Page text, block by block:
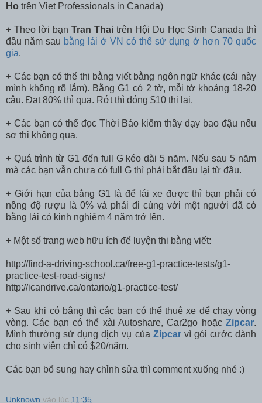
Ho trên Viet Professionals in Canada)
+ Theo lời bạn Tran Thai trên Hội Du Học Sinh Canada thì
đầu năm sau bằng lái ở VN có thể sử dụng ở hơn 70 quốc
gia.
+ Các bạn có thể thi bằng viết bằng ngôn ngữ khác (cái này
mình không rõ lắm). Bằng G1 có 2 tờ, mỗi tờ khoảng 18-20
câu. Đạt 80% thì qua. Rớt thì đóng $10 thi lại.
+ Các bạn có thể đọc Thời Báo kiếm thầy dạy bao đậu nếu
sợ thi không qua.
+ Quá trình từ G1 đến full G kéo dài 5 năm. Nếu sau 5 năm
mà các bạn vẫn chưa có full G thì phải bắt đầu lại từ đầu.
+ Giới hạn của bằng G1 là để lái xe được thì bạn phải có
nồng độ rượu là 0% và phải đi cùng với một người đã có
bằng lái có kinh nghiệm 4 năm trở lên.
+ Một số trang web hữu ích để luyện thi bằng viết:
http://find-a-driving-school.ca/free-g1-practice-tests/g1-
practice-test-road-signs/
http://icandrive.ca/ontario/g1-practice-test/
+ Sau khi có bằng thì các bạn có thể thuê xe để chạy vòng
vòng. Các bạn có thể xài Autoshare, Car2go hoặc Zipcar.
Mình thường sử dụng dịch vụ của Zipcarvì gói cước dành
cho sinh viên chỉ có $20/năm.
Các bạn bổ sung hay chỉnh sửa thì comment xuống nhé :)
Unknown vào lúc 11:35